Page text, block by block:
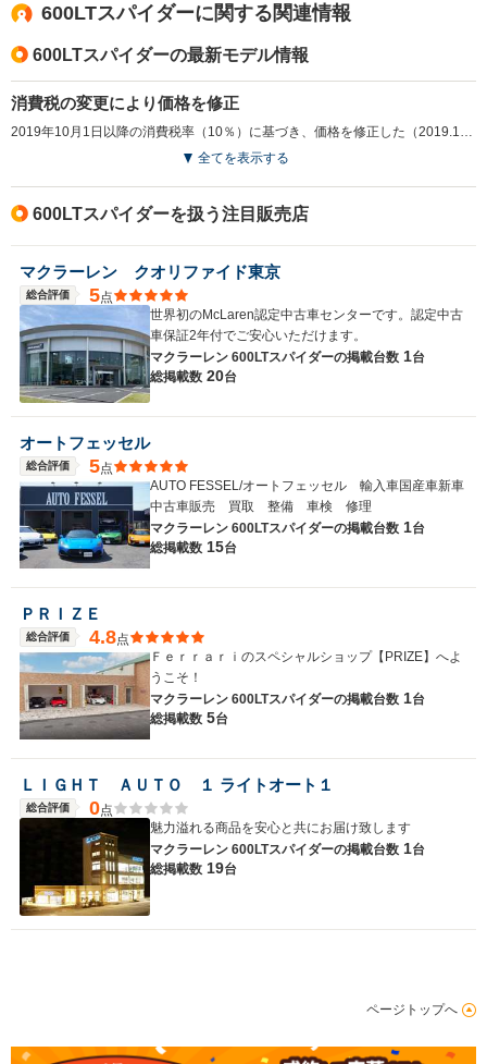
600LTスパイダーに関する関連情報
600LTスパイダーの最新モデル情報
消費税の変更により価格を修正
全てを表示する
600LTスパイダーを扱う注目販売店
マクラーレン クオリファイド東京
総合評価 5点
世界初のMcLaren認定中古車センターです。認定中古
車保証2年付でご安心いただけます。
マクラーレン 600LTスパイダーの掲載台数 1台
総掲載数 20台
オートフェッセル
総合評価 5点
AUTO FESSEL/オートフェッセル 輸入車国産車新車
中古車販売 買取 整備 車検 修理
マクラーレン 600LTスパイダーの掲載台数 1台
総掲載数 15台
ＰＲＩＺＥ
総合評価 4.8点
Ｆｅｒｒａｒｉのスペシャルショップ【PRIZE】へよ
うこそ！
マクラーレン 600LTスパイダーの掲載台数 1台
総掲載数 5台
ＬＩＧＨＴ ＡＵＴＯ １ ライトオート１
総合評価 0点
魅力溢れる商品を安心と共にお届け致します
マクラーレン 600LTスパイダーの掲載台数 1台
総掲載数 19台
ページトップへ